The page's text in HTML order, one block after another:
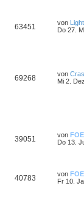
63451 von
Do 27.
69268 von
Mi 2.
39051 von FOE
Do 13.
40783 von FOE
Fr 10.